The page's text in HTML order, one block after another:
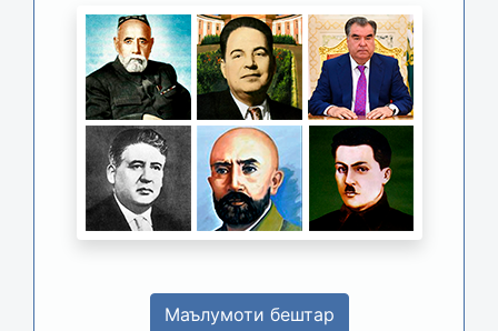
Маълумоти бештар